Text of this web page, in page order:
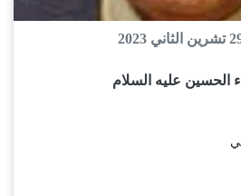
الحسين عليه السلام